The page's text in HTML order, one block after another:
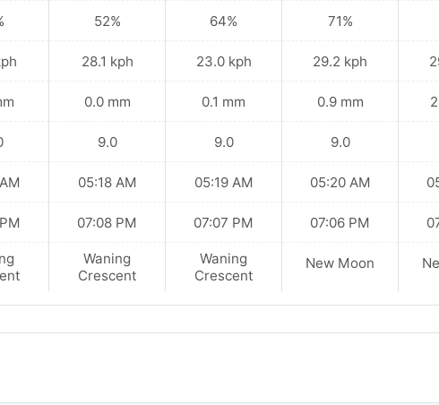
52%
28.1 kph
0.0 mm
9.0
05:18 AM
07:08 PM
Waning
Crescent
64%
23.0 kph
0.1 mm
9.0
05:19 AM
07:07 PM
Waning
Crescent
71%
29.2 kph
0.9 mm
9.0
05:20 AM
07:06 PM
New Moon